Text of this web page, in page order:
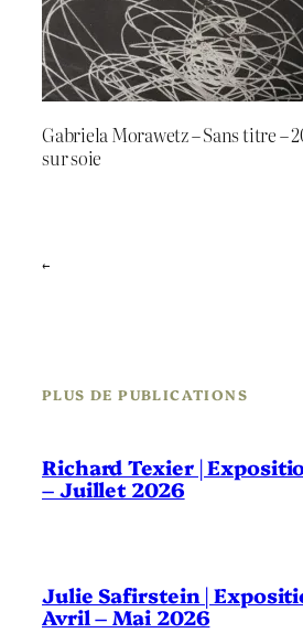
Gabriela Morawetz – Sans titre –
sur soie
←
PLUS DE PUBLICATIONS
Richard Texier |
– Juillet 2026
Julie Safirstein |
Avril – Mai 2026